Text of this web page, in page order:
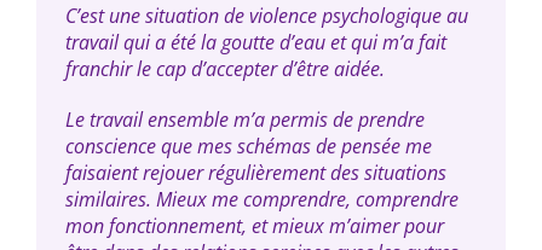
C’est une situation de violence psychologique au
travail qui a été la goutte d’eau et qui m’a fait
franchir le cap d’accepter d’être aidée.
Le travail ensemble m’a permis de prendre
conscience que mes schémas de pensée me
faisaient rejouer régulièrement des situations
similaires. Mieux me comprendre, comprendre
mon fonctionnement, et mieux m’aimer pour